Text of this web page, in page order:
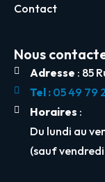
Contact
Nous
Adresse : 85
Tel :05 49 79
Horaires :
Du lundi au
(sauf